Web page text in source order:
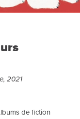
2021
de fiction